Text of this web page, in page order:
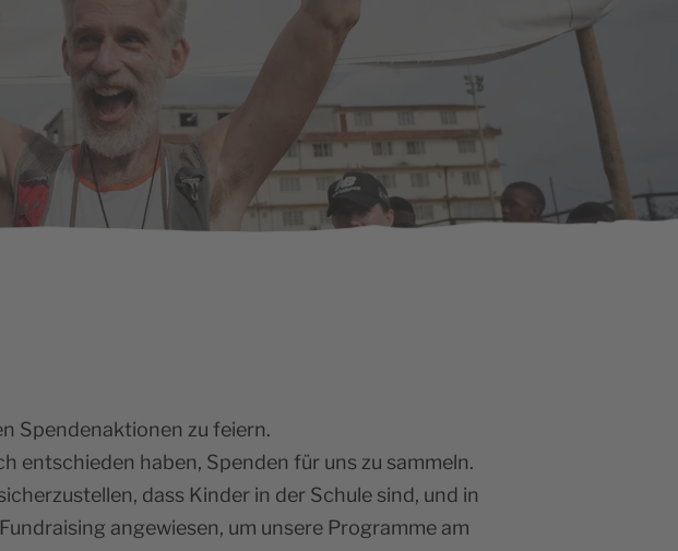
Spendenaktionen zu feiern.
entschieden haben, Spenden für uns zu sammeln.
dass Kinder in der Schule sind, und in
angewiesen, um unsere Programme am